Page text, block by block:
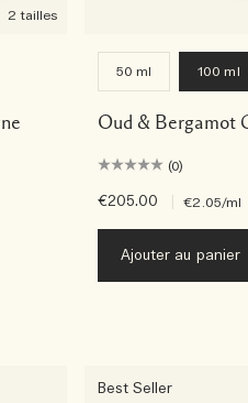
2 tailles
50 ml 100 ml
Oud & Bergamot
(0)
€205.00 €2.05/ml
Ajouter au panier
Best Seller